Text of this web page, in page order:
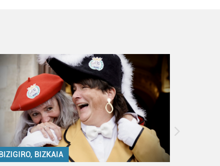
BIZKAIA